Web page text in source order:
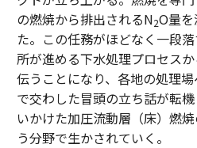
の燃焼から排出されるN2O量
た。この任務がほどなく一段
所が進める下水処理プロセス
伝うことになり、各地の処理
で交わした冒頭の立ち話が転
いかけた加圧流動層（床）燃
う分野で生かされていく。